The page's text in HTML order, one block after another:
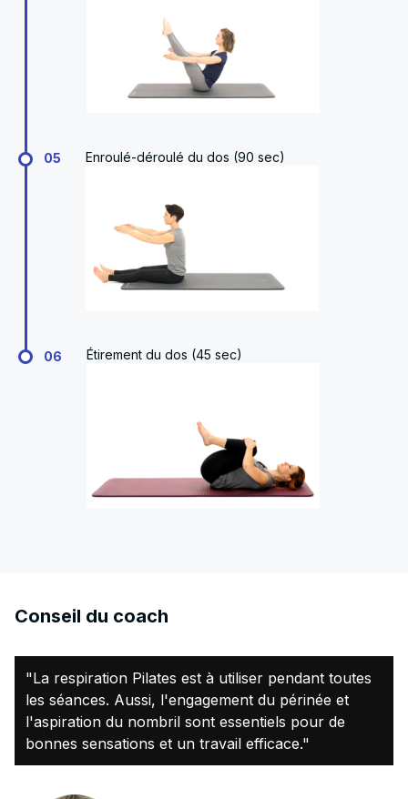
05 Enroulé-déroulé du dos (90 sec)
06 Étirement du dos (45 sec)
Conseil du coach
"La respiration Pilates est à utiliser pendant toutes
les séances. Aussi, l'engagement du périnée et
l'aspiration du nombril sont essentiels pour de
bonnes sensations et un travail efficace."